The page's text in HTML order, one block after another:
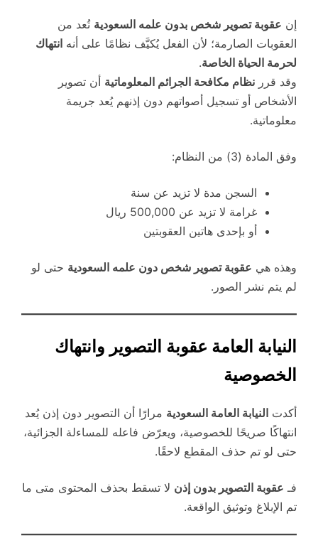
إن عقوبة تصوير شخص بدون علمه السعودية تُعد من
العقوبات الصارمة؛ لأن الفعل يُكيَّف نظامًا على أنه انتهاك
لحرمة الحياة الخاصة.
وقد قرر نظام مكافحة الجرائم المعلوماتية أن تصوير
الأشخاص أو تسجيل أصواتهم دون إذنهم يُعد جريمة
معلوماتية.
وفق المادة (3) من النظام:
السجن مدة لا تزيد عن سنة
غرامة لا تزيد عن 500,000 ريال
أو بإحدى هاتين العقوبتين
وهذه هي عقوبة تصوير شخص دون علمه السعودية حتى لو
لم يتم نشر الصور.
النيابة العامة عقوبة التصوير وانتهاك
الخصوصية
أكدت النيابة العامة السعودية مرارًا أن التصوير دون إذن يُعد
انتهاكًا صريحًا للخصوصية، ويعرّض فاعله للمساءلة الجزائية،
حتى لو تم حذف المقطع لاحقًا.
فـ عقوبة التصوير بدون إذن لا تسقط بحذف المحتوى متى ما
تم الإبلاغ وتوثيق الواقعة.